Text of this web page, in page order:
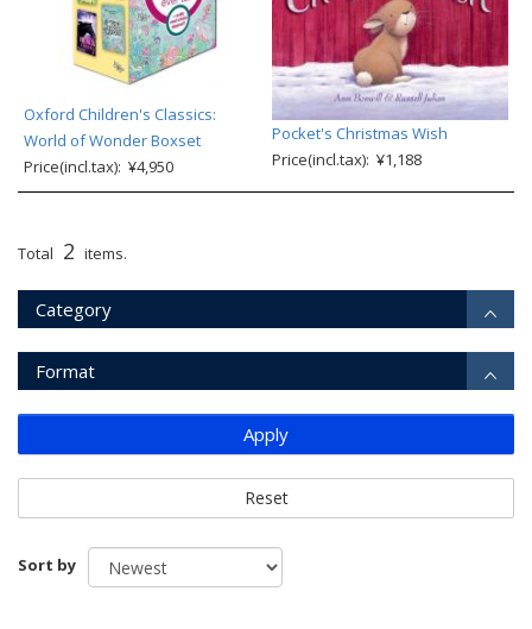
Oxford Children's Classics:
World of Wonder Boxset
Price(incl.tax): ¥4,950
Pocket's Christmas Wish
Price(incl.tax): ¥1,188
Total 2 items.
Category
Format
Apply
Reset
Sort by